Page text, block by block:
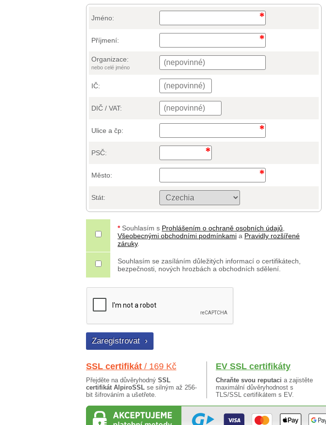
Jméno:
Příjmení:
Organizace:
nebo celé jméno
IČ:
DIČ / VAT:
Ulice a čp:
PSČ:
Město:
Stát:
* Souhlasím s Prohlášením o ochraně osobních údajů
Všeobecnými obchodními podmínkami a Pravidly rozšířené
záruky.
Souhlasím se zasíláním důležitých informací o certifikátech,
bezpečnosti, nových hrozbách a obchodních sdělení.
SSL certifikát / 169 Kč
Přejděte na důvěryhodný SSL
certifikát AlpiroSSL se silným až 256-
bit šifrováním a ušetřete.
EV SSL certifikáty
Chraňte svou reputaci a zajistěte
maximální důvěryhodnost s
TLS/SSL certifikátem s EV.